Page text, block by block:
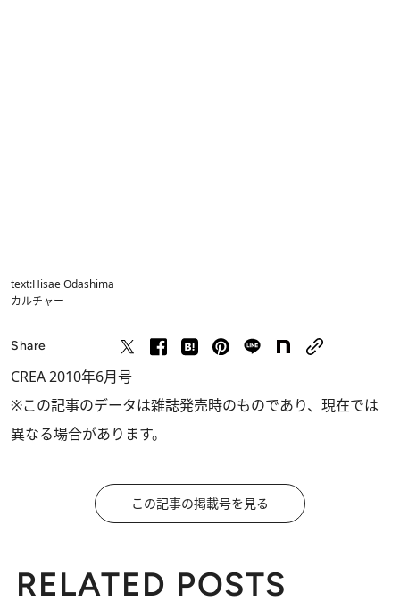
text:Hisae Odashima
カルチャー
Share
CREA 2010年6月号
※この記事のデータは雑誌発売時のものであり、現在では
異なる場合があります。
この記事の掲載号を見る
RELATED POSTS